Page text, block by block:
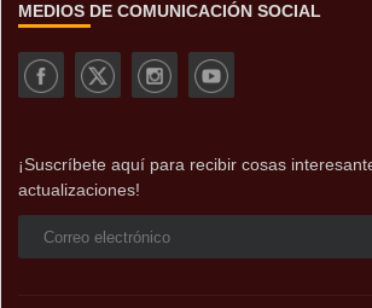
MEDIOS DE COMUNICACIÓN SOCIAL
¡Suscríbete aquí para recibir cosas
actualizaciones!